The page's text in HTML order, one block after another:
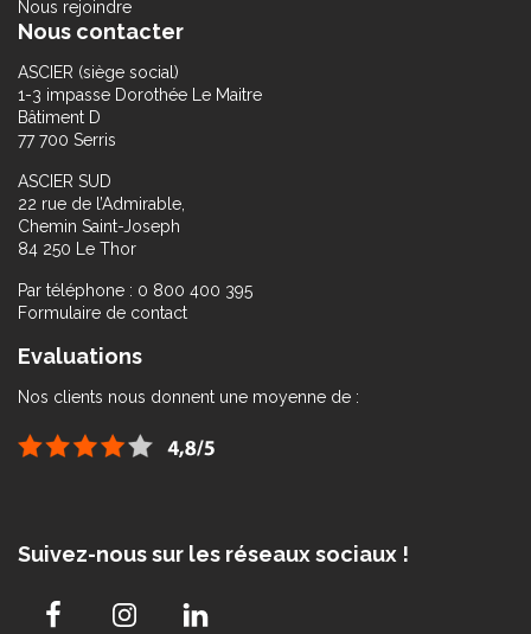
Nous rejoindre
Nous contacter
ASCIER (siège social)
1-3 impasse Dorothée Le Maitre
Bâtiment D
77 700 Serris
ASCIER SUD
22 rue de l’Admirable,
Chemin Saint-Joseph
84 250 Le Thor
Par téléphone : 0 800 400 395
Formulaire de contact
Evaluations
Nos clients nous donnent une moyenne de :
Suivez-nous sur les réseaux sociaux !